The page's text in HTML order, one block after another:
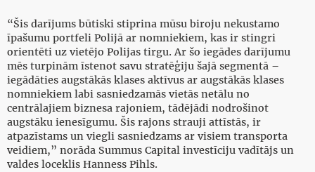
“Šis darījums būtiski stiprina mūsu biroju nekustamo
īpašumu portfeli Polijā ar nomniekiem, kas ir stingri
orientēti uz vietējo Polijas tirgu. Ar šo iegādes darījumu
mēs turpinām īstenot savu stratēģiju šajā segmentā –
iegādāties augstākās klases aktīvus ar augstākās klases
nomniekiem labi sasniedzamās vietās netālu no
centrālajiem biznesa rajoniem, tādējādi nodrošinot
augstāku ienesīgumu. Šis rajons strauji attīstās, ir
atpazīstams un viegli sasniedzams ar visiem transporta
veidiem,” norāda Summus Capital investīciju vadītājs un
valdes loceklis Hanness Pihls.